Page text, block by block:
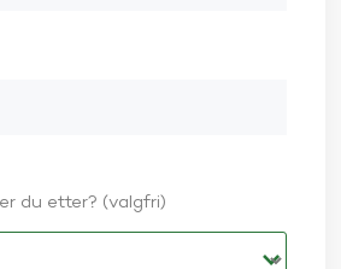
du etter? (valgfri)